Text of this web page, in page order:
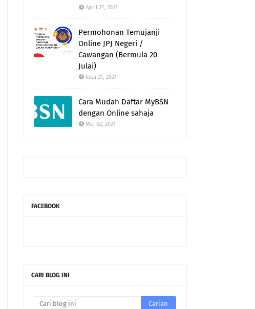
April 27, 2021
Permohonan Temujanji
Online JPJ Negeri /
Cawangan (Bermula 20
Julai)
Julai 21, 2021
Cara Mudah Daftar MyBSN
dengan Online sahaja
Mei 02, 2021
FACEBOOK
CARI BLOG INI